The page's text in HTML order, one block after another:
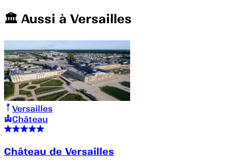
🏛️️ Aussi à Versailles
Versailles
Château
Château de Versailles